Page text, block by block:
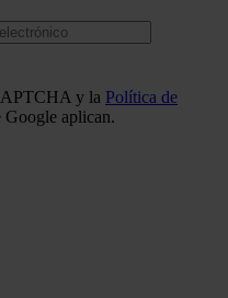
y la Política de
Google aplican.